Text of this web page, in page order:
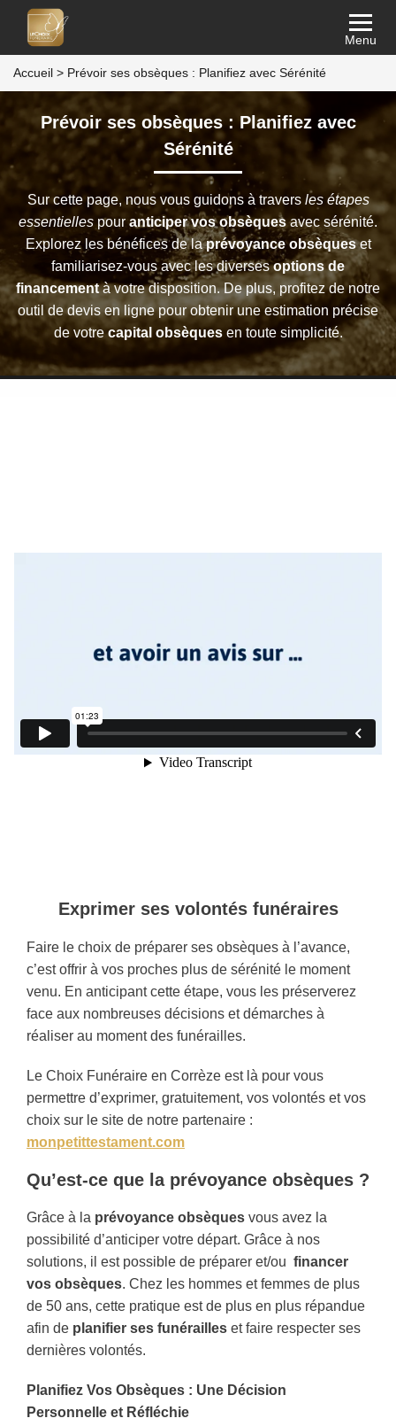
Menu
Accueil > Prévoir ses obsèques : Planifiez avec Sérénité
Prévoir ses obsèques : Planifiez avec
Sérénité
Sur cette page, nous vous guidons à travers les étapes
essentielles pouranticiper vos obsèquesavec sérénité.
Explorez les bénéfices de laprévoyance obsèqueset
familiarisez-vous avec les diversesoptions de
financementà votre disposition. De plus, profitez de notre
outil de devis en ligne pour obtenir une estimation précise
de votre capital obsèquesen toute simplicité.
Exprimer ses volontés funéraires
Faire le choix de préparer ses obsèques à l’avance,
c’est offrir à vos proches plus de sérénité le moment
venu. En anticipant cette étape, vous les préserverez
face aux nombreuses décisions et démarches à
réaliser au moment des funérailles.
Le Choix Funéraire en Corrèze est là pour vous
permettre d’exprimer, gratuitement, vos volontés et vos
choix sur le site de notre partenaire :
monpetittestament.com
Qu’est-ce que la prévoyance obsèques ?
Grâce à la prévoyance obsèques vous avez la
possibilité d’anticiper votre départ. Grâce à nos
solutions, il est possible de préparer et/ou financer
vos obsèques. Chez les hommes et femmes de plus
de 50 ans, cette pratique est de plus en plus répandue
afin de planifier ses funérailles et faire respecter ses
dernières volontés.
Planifiez Vos Obsèques : Une Décision
Personnelle et Réfléchie